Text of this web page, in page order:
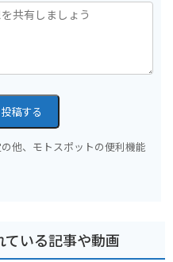
稿する
他、モトスポットの便利機能
いる記事や動画